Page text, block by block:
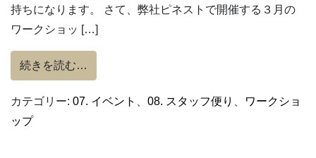
持ちになります。 さて、弊社ピネストで開催する３月の
ワークショッ […]
続きを読む…
カテゴリー: 07. イベント 08. スタッフ便り
ワークショ
ップ